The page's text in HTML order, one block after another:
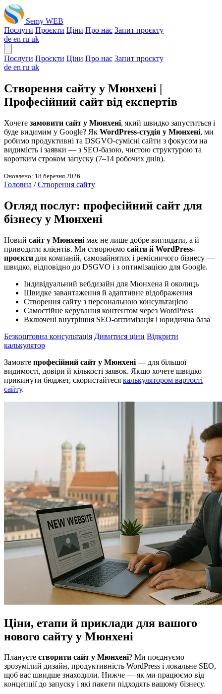
Semy WEB
Послуги Проєкти Ціни Про нас Запит проєкту
de en ru uk
Послуги Проєкти Ціни Про нас Запит проєкту
de en ru uk
Створення сайту у Мюнхені |
Професійний сайт від експертів
Хочете замовити сайт у Мюнхені, який швидко запуститься і
буде видимим у Google? Як WordPress-студія у Мюнхені, ми
робимо продуктивні та DSGVO-сумісні сайти з фокусом на
видимість і заявки — з SEO-базою, чистою структурою та
коротким строком запуску (7–14 робочих днів).
Оновлено: 18 березня 2026
Головна / Створення сайту
Огляд послуг: професійний сайт для
бізнесу у Мюнхені
Новий сайт у Мюнхені має не лише добре виглядати, а й
приводити клієнтів. Ми створюємо сайти й WordPress-
проєкти для компаній, самозайнятих і ремісничого бізнесу —
швидко, відповідно до DSGVO і з оптимізацією для Google.
Індивідуальний вебдизайн для Мюнхена й околиць
Швидке завантаження й адаптивне відображення
Створення сайту з персональною консультацією
Самостійне керування контентом через WordPress
Включені внутрішня SEO-оптимізація і юридична база
Безкоштовна консультація Дивитися ціни Відкрити
калькулятор
Замовте професійний сайт у Мюнхені — для більшої
видимості, довіри й кількості заявок. Якщо хочете швидко
прикинути бюджет, скористайтеся калькулятором вартості
сайту.
Ціни, етапи й приклади для вашого
нового сайту у Мюнхені
Плануєте створити сайт у Мюнхені? Ми поєднуємо
зрозумілий дизайн, продуктивність WordPress і локальне SEO,
щоб вас швидше знаходили. Нижче — як ми працюємо від
концепції до запуску і які пакети підходять вашому бізнесу.